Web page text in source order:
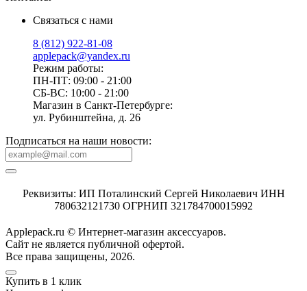
Связаться с нами
8 (812) 922-81-08
applepack@yandex.ru
Режим работы:
ПН-ПТ: 09:00 - 21:00
СБ-ВС: 10:00 - 21:00
Магазин в Санкт-Петербурге:
ул. Рубинштейна, д. 26
Подписаться на наши новости:
Реквизиты: ИП Поталинский Сергей Николаевич ИНН
780632121730 ОГРНИП 321784700015992
Applepack.ru © Интернет-магазин аксессуаров.
Cайт не является публичной офертой.
Все права защищены, 2026.
Купить в 1 клик